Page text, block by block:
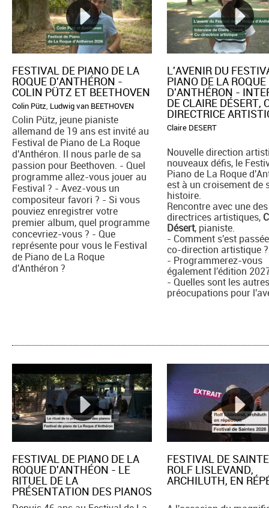
FESTIVAL DE PIANO DE LA
ROQUE D'ANTHÉRON -
COLIN PÜTZ ET BEETHOVEN
Colin Pütz, Ludwig van BEETHOVEN
Colin Pütz, jeune pianiste
allemand de 19 ans est invité au
Festival de Piano de La Roque
d'Anthéron. Il nous parle de sa
passion pour Beethoven. - Quel
programme allez-vous jouer au
Festival ? - Avez-vous un
compositeur favori ? - Si vous
pouviez enregistrer votre
premier album, quel programme
concevriez-vous ? - Que
représente pour vous le Festival
de Piano de La Roque
d'Anthéron ?
L'AVENIR DU
PIANO DE LA ROQUE
D'ANTHÉRON -
DE CLAIRE DÉSERT,
DIRECTRICE
Claire DESERT
Nouvelle direction
nouveaux défis, le
Piano de La Roque
est à un croisement de
histoire.
Rencontre avec une
directrices artistiques,
Désert, pianiste.
- Comment s'est
co-direction artistique ?
- Programmerez-vous
également l'édition
- Quelles sont les
préocupations pour
FESTIVAL DE PIANO DE LA
ROQUE D'ANTHÉON - LE
RITUEL DE LA
PRÉSENTATION DES PIANOS
FESTIVAL DE
ROLF LISLEVAND,
ARCHILUTH, EN